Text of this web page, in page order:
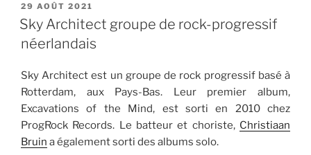
PUBLIÉ
LE
29 AOÛT 2021
Sky Architect groupe de rock-progressif
néerlandais
Sky Architect est un groupe de rock progressif basé à
Rotterdam, aux Pays-Bas. Leur premier album,
Excavations of the Mind, est sorti en 2010 chez
ProgRock Records. Le batteur et choriste, Christiaan
Bruin a également sorti des albums solo.